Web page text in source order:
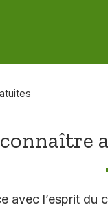
avec l’esprit du